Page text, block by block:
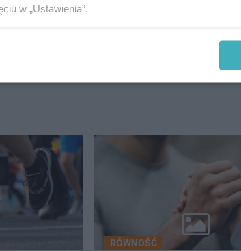
rozśmieszają najmłodsz…
RÓWNOŚĆ
w „Ustawienia”.